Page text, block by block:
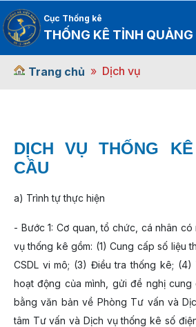
Cục Thống kê
THỐNG KÊ TỈNH QUẢNG
Trang chủ Dịch vụ
DỊCH VỤ THỐNG
CẦU
a) Trình tự thực hiện
- Bước 1: Cơ quan, tổ chức, cá nhân
vụ thống kê gồm: (1) Cung cấp số liệu
CSDL vi mô; (3) Điều tra thống kê;
hoạt động của mình, gửi đề nghị
bằng văn bản về Phòng Tư vấn và
tâm Tư vấn và Dịch vụ thống kê số